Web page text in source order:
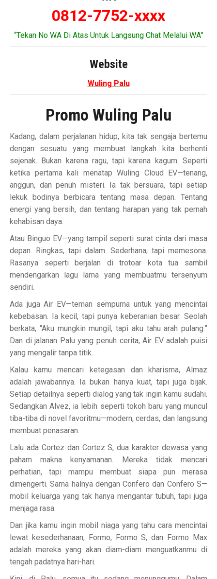
0812-7752-xxxx
“Tekan No WA Di Atas Untuk Langsung Chat Melalui WA”
Website
Wuling Palu
Promo Wuling Palu
Kadang, dalam perjalanan hidup, kita tak sengaja bertemu
dengan sesuatu yang membuat langkah kita berhenti
sejenak. Bukan karena ragu, tapi karena kagum. Seperti
ketika pertama kali menatap Wuling Cloud EV—tenang,
anggun, dan penuh misteri. Ia tak bersuara, tapi setiap
lekuk bodinya berbicara tentang masa depan. Tentang
energi yang bersih, dan tentang harapan yang tak pernah
kehabisan daya.
Atau Binguo EV—yang tampil seperti surat cinta dari masa
depan. Ringkas, tapi dalam. Sederhana, tapi memesona.
Rasanya seperti berjalan di trotoar kota tua sambil
mendengarkan lagu lama yang membuatmu tersenyum
sendiri.
Ada juga Air EV—teman sempurna untuk yang mencintai
kebebasan. Ia kecil, tapi punya keberanian besar. Seolah
berkata, “Aku mungkin mungil, tapi aku tahu arah pulang.”
Dan di jalanan Palu yang penuh cerita, Air EV adalah puisi
yang mengalir tanpa titik.
Kalau kamu mencari ketegasan dan kharisma, Almaz
adalah jawabannya. Ia bukan hanya kuat, tapi juga bijak.
Setiap detailnya seperti dialog yang tak ingin kamu sudahi.
Sedangkan Alvez, ia lebih seperti tokoh baru yang muncul
tiba-tiba di novel favoritmu—modern, cerdas, dan langsung
membuat penasaran.
Lalu ada Cortez dan Cortez S, dua karakter dewasa yang
paham makna kenyamanan. Mereka tidak mencari
perhatian, tapi mampu membuat siapa pun merasa
dimengerti. Sama halnya dengan Confero dan Confero S—
mobil keluarga yang tak hanya mengantar tubuh, tapi juga
menjaga rasa.
Dan jika kamu ingin mobil niaga yang tahu cara mencintai
lewat kesederhanaan, Formo, Formo S, dan Formo Max
adalah mereka yang akan diam-diam menguatkanmu di
tengah padatnya hari-hari.